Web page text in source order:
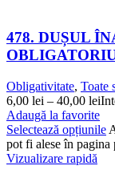
478. DUȘUL
Obligativitate, Toate
6,00 lei – 40,00 lei
Adaugă la favorite
Selectează opțiunile
pot fi alese în pagina
Vizualizare rapidă